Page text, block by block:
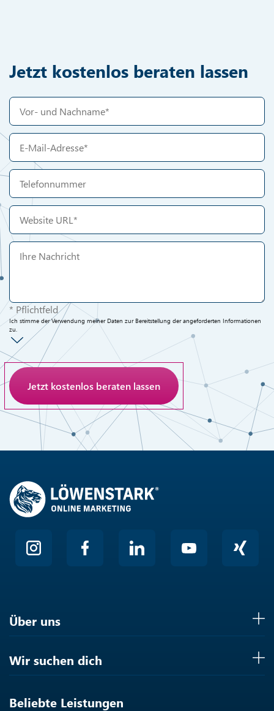
Jetzt kostenlos beraten lassen
* Pflichtfeld
Ich stimme der Verwendung meiner Daten zur Bereitstellung der angeforderten Informationen
zu.
Anti-Roboter-Verifizierung
Hier klicken
Über uns
Wir suchen dich
Beliebte Leistungen